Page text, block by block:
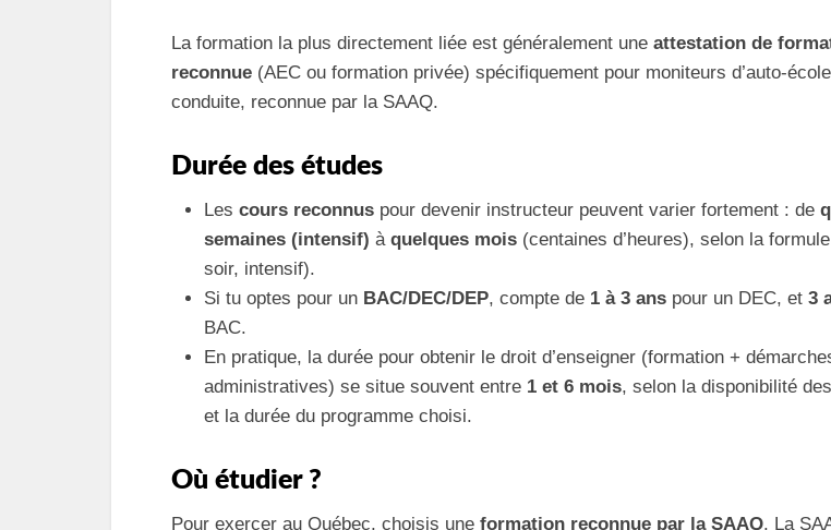
La formation la plus directement liée est généralement une attestation de
reconnue (AEC ou formation privée) spécifiquement pour moniteurs d’auto-
conduite, reconnue par la SAAQ.
Durée des études
Les cours reconnus pour devenir instructeur peuvent varier fortement : de
semaines (intensif) à quelques mois (centaines d’heures), selon la
soir, intensif).
Si tu optes pour un BAC/DEC/DEP, compte de 1 à 3 ans pour un DEC, et 3
BAC.
En pratique, la durée pour obtenir le droit d’enseigner (formation +
administratives) se situe souvent entre 1 et 6 mois, selon la disponibilité
et la durée du programme choisi.
Où étudier ?
Pour exercer au Québec, choisis une formation reconnue par la SAAQ. La